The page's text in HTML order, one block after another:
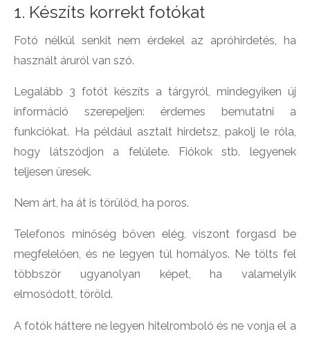
1. Készíts korrekt fotókat
Fotó nélkül senkit nem érdekel az apróhirdetés, ha
használt áruról van szó.
Legalább 3 fotót készíts a tárgyról, mindegyiken új
információ szerepeljen: érdemes bemutatni a
funkciókat. Ha például asztalt hirdetsz, pakolj le róla,
hogy látszódjon a felülete. Fiókok stb. legyenek
teljesen üresek.
Nem árt, ha át is törülöd, ha poros.
Telefonos minőség bőven elég, viszont forgasd be
megfelelően, és ne legyen túl homályos. Ne tölts fel
többször ugyanolyan képet, ha valamelyik
elmosódott, töröld.
A fotók háttere ne legyen hitelromboló és ne vonja el a